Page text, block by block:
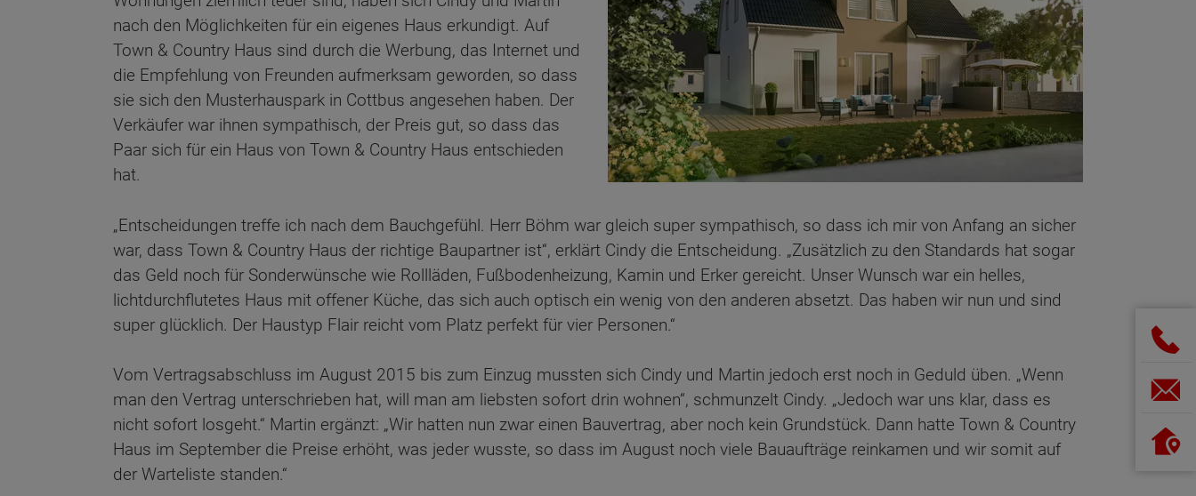
nach den Möglichkeiten für ein eigenes Haus erkundigt. Auf
Town & Country Haus sind durch die Werbung, das Internet und
die Empfehlung von Freunden aufmerksam geworden, so dass
sie sich den Musterhauspark in Cottbus angesehen haben. Der
Verkäufer war ihnen sympathisch, der Preis gut, so dass das
Paar sich für ein Haus von Town & Country Haus entschieden
hat.
„Entscheidungen treffe ich nach dem Bauchgefühl. Herr Böhm war gleich super sympathisch, so dass ich mir von Anfang an sicher
war, dass Town & Country Haus der richtige Baupartner ist“, erklärt Cindy die Entscheidung. „Zusätzlich zu den Standards hat sogar
das Geld noch für Sonderwünsche wie Rollläden, Fußbodenheizung, Kamin und Erker gereicht. Unser Wunsch war ein helles,
lichtdurchflutetes Haus mit offener Küche, das sich auch optisch ein wenig von den anderen absetzt. Das haben wir nun und sind
super glücklich. Der Haustyp Flair reicht vom Platz perfekt für vier Personen.“
Vom Vertragsabschluss im August 2015 bis zum Einzug mussten sich Cindy und Martin jedoch erst noch in Geduld üben. „Wenn
man den Vertrag unterschrieben hat, will man am liebsten sofort drin wohnen“, schmunzelt Cindy. „Jedoch war uns klar, dass es
nicht sofort losgeht.“ Martin ergänzt: „Wir hatten nun zwar einen Bauvertrag, aber noch kein Grundstück. Dann hatte Town & Country
Haus im September die Preise erhöht, was jeder wusste, so dass im August noch viele Bauaufträge reinkamen und wir somit auf
der Warteliste standen.“